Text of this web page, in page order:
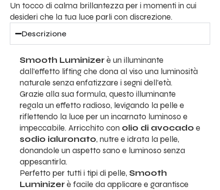
Un tocco di calma brillantezza per i momenti in cui
desideri che la tua luce parli con discrezione.
Descrizione
Smooth Luminizerè un illuminante
dall’effetto lifting che dona al viso una luminosità
naturale senza enfatizzare i segni dell’età.
Grazie alla sua formula, questo illuminante
regala un effetto radioso, levigando la pelle e
riflettendo la luce per un incarnato luminoso e
impeccabile. Arricchito con olio di avocado e
sodio ialuronato, nutre e idrata la pelle,
donandole un aspetto sano e luminoso senza
appesantirla.
Perfetto per tutti i tipi di pelle, Smooth
Luminizerè facile da applicare e garantisce